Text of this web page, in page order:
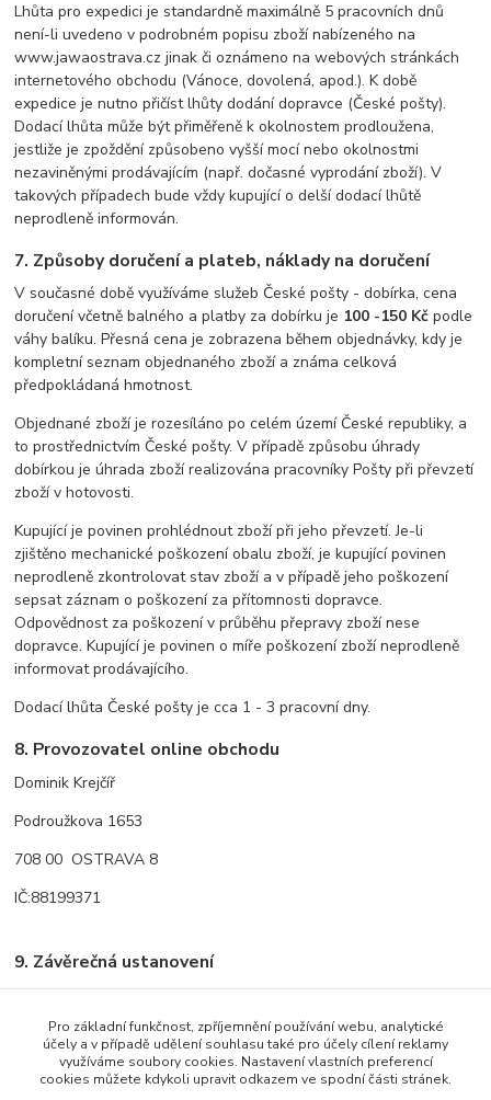
Lhůta pro expedici je standardně maximálně 5 pracovních dnů
není-li uvedeno v podrobném popisu zboží nabízeného na
www.jawaostrava.cz jinak či oznámeno na webových stránkách
internetového obchodu (Vánoce, dovolená, apod.). K době
expedice je nutno přičíst lhůty dodání dopravce (České pošty).
Dodací lhůta může být přiměřeně k okolnostem prodloužena,
jestliže je zpoždění způsobeno vyšší mocí nebo okolnostmi
nezaviněnými prodávajícím (např. dočasné vyprodání zboží). V
takových případech bude vždy kupující o delší dodací lhůtě
neprodleně informován.
7. Způsoby doručení a plateb, náklady na doručení
V současné době využíváme služeb České pošty - dobírka, cena
doručení včetně balného a platby za dobírku je 100 -150 Kčpodle
váhy balíku. Přesná cena je zobrazena během objednávky, kdy je
kompletní seznam objednaného zboží a známa celková
předpokládaná hmotnost.
Objednané zboží je rozesíláno po celém území České republiky, a
to prostřednictvím České pošty. V případě způsobu úhrady
dobírkou je úhrada zboží realizována pracovníky Pošty při převzetí
zboží v hotovosti.
Kupující je povinen prohlédnout zboží při jeho převzetí. Je-li
zjištěno mechanické poškození obalu zboží, je kupující povinen
neprodleně zkontrolovat stav zboží a v případě jeho poškození
sepsat záznam o poškození za přítomnosti dopravce.
Odpovědnost za poškození v průběhu přepravy zboží nese
dopravce. Kupující je povinen o míře poškození zboží neprodleně
informovat prodávajícího.
Dodací lhůta České pošty je cca 1 - 3 pracovní dny.
8. Provozovatel online obchodu
Dominik Krejčíř
Podroužkova 1653
708 00 OSTRAVA 8
IČ:88199371
9. Závěrečná ustanovení
Tyto obchodní podmínky platí ve znění uvedeném na
www.jawaostrava.cz v den uskutečnění objednávky tehdy, není-li
mezi účastníky písemně dohodnuto něco jiného.
Platné od 14.10.2011
Pro základní funkčnost, zpříjemnění používání webu, analytické
účely a v případě udělení souhlasu také pro účely cílení reklamy
využíváme soubory cookies. Nastavení vlastních preferencí
cookies můžete kdykoli upravit odkazem ve spodní části stránek.